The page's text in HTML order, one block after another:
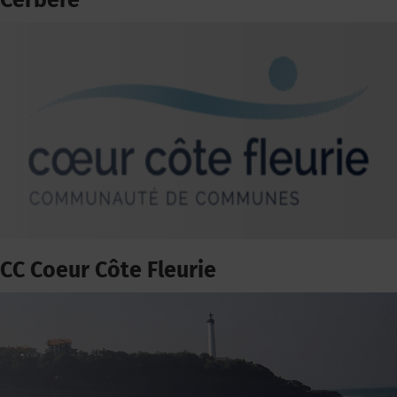
CC Coeur Côte Fleurie